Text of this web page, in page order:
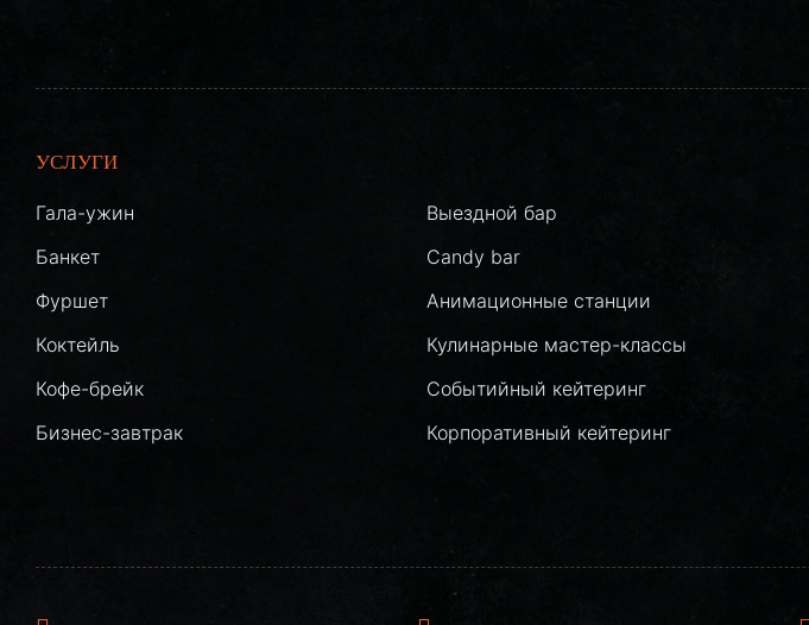
УСЛУГИ
Гала-ужин
Банкет
Фуршет
Коктейль
Кофе-брейк
Бизнес-завтрак
Выездной бар
Candy bar
Анимационные станции
Кулинарные мастер-классы
Событийный кейтеринг
Корпоративный кейтеринг